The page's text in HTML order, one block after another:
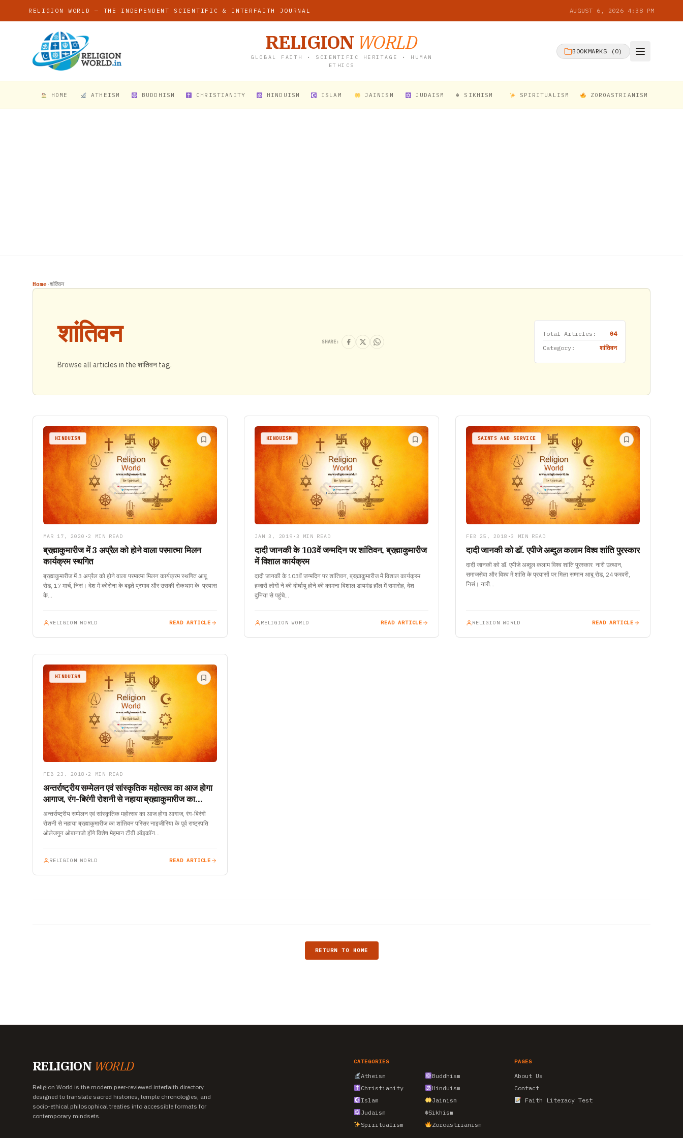
RELIGION WORLD — THE INDEPENDENT SCIENTIFIC & INTERFAITH JOURNAL AUGUST 6, 2026 4:38 PM
RELIGION WORLD
GLOBAL FAITH • SCIENTIFIC HERITAGE • HUMAN
ETHICS
BOOKMARKS ( 0)
HOME ATHEISM BUDDHISM CHRISTIANITY HINDUISM ISLAM JAINISM JUDAISM ☬ SIKHISM SPIRITUALISM ZOROASTRIANISM
Home›शांतिवन
शांतिवन
Browse all articles in the शांतिवन tag.
SHARE:
Total Articles:
04
Category:
शांतिवन
HINDUISM
MAR 17, 2020 •2 MIN READ
ब्रह्माकुमारीज में 3 अप्रैल को होने वाला परमात्मा मिलन
कार्यक्रम स्थगित
ब्रह्माकुमारीज में 3 अप्रैल को होने वाला परमात्मा मिलन कार्यक्रम स्थगित आबू
रोड, 17 मार्च, निसं। देश में कोरोना के बढ़ते प्रभाव और उसकी रोकथाम के प्रयास
के…
RELIGION WORLD READ ARTICLE
HINDUISM
JAN 3, 2019 • 3 MIN READ
दादी जानकी के 103वें जन्मदिन पर शांतिवन, ब्रह्माकुमारीज
में विशाल कार्यक्रम
दादी जानकी के 103वें जन्मदिन पर शांतिवन, ब्रह्माकुमारीज में विशाल कार्यक्रम
हजारों लोगों ने की दीर्घायु होने की कामना विशाल डायमंड हॉल में समारोह, देश
दुनिया से पहुंचे…
RELIGION WORLD READ ARTICLE
SAINTS AND SERVICE
FEB 25, 2018 • 3 MIN READ
दादी जानकी को डॉ. एपीजे अब्दुल कलाम विश्व शांति पुरस्कार
दादी जानकी को डॉ. एपीजे अब्दुल कलाम विश्व शांति पुरस्कार नारी उत्थान,
समाजसेवा और विश्व में शांति के प्रयासों पर मिला सम्मान आबू रोड, 24 फरवरी,
निसं। नारी…
RELIGION WORLD READ ARTICLE
HINDUISM
FEB 23, 2018 •2 MIN READ
अन्तर्राष्ट्रीय सम्मेलन एवं सांस्कृतिक महोत्सव का आज होगा
आगाज, रंग-बिरंगी रोशनी से नहाया ब्रह्माकुमारीज का
शांतिवन परिसर
अन्तर्राष्ट्रीय सम्मेलन एवं सांस्कृतिक महोत्सव का आज होगा आगाज, रंग-बिरंगी
रोशनी से नहाया ब्रह्माकुमारीज का शांतिवन परिसर नाइजीरिया के पूर्व राष्ट्रपति
ओलेजगुन ओबानाजो होंगे विशेष मेहमान टीवी ऑइकॉन…
RELIGION WORLD READ ARTICLE
RETURN TO HOME
RELIGION WORLD
Religion World is the modern peer-reviewed interfaith directory
designed to translate sacred histories, temple chronologies, and
socio-ethical philosophical treaties into accessible formats for
contemporary mindsets.
CATEGORIES
Atheism
Buddhism
Christianity
Hinduism
Islam
Jainism
Judaism
☬Sikhism
Spiritualism
Zoroastrianism
PAGES
About Us
Contact
Faith Literacy Test